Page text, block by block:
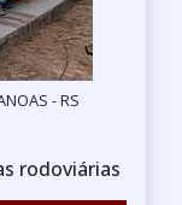
- RS
rodoviárias